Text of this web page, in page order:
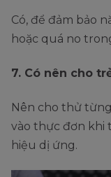
Có, để đảm bảo
hoặc quá no
7. Có nên cho
Nên cho thử
vào thực đơn khi
hiệu dị ứng.